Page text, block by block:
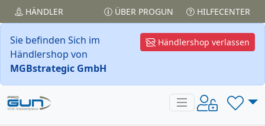
HÄNDLER ÜBER PROGUN HILFECENTER
Händlershop verlassen
Sie befinden Sich im
Händlershop von
MGBstrategic GmbH